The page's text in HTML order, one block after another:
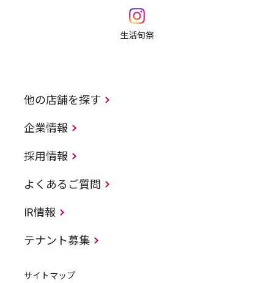
生活旬祭
他の店舗を探す
企業情報
採用情報
よくあるご質問
IR情報
テナント募集
サイトマップ